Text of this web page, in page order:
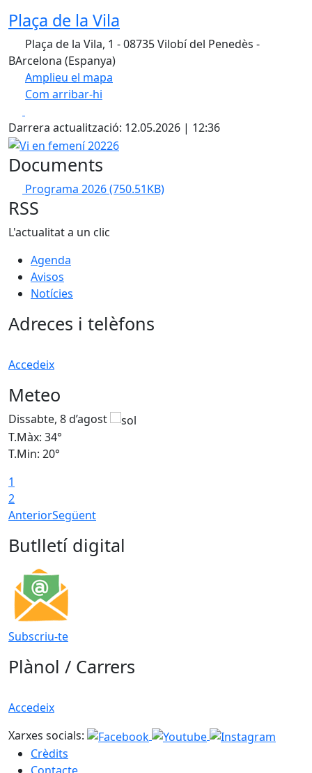
Plaça de la Vila
Plaça de la Vila, 1 - 08735 Vilobí del Penedès -
BArcelona (Espanya)
Amplieu el mapa
Com arribar-hi
+
−
Darrera actualització: 12.05.2026 | 12:36
Vi en femení 20226
Documents
Programa 2026(750.51KB)
RSS
L'actualitat a un clic
Agenda
Avisos
Notícies
Adreces i telèfons
Accedeix
Meteo
Dissabte, 8 d’agost
T.Màx: 34°
T.Min: 20°
1
2
AnteriorSegüent
Butlletí digital
Subscriu-te
Plànol / Carrers
Accedeix
Xarxes socials:
Crèdits
Contacte